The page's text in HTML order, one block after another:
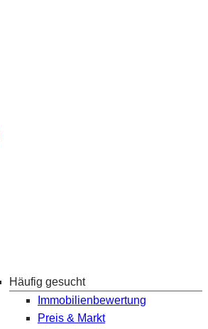
Häufig gesucht
Immobilienbewertung
Preis & Markt